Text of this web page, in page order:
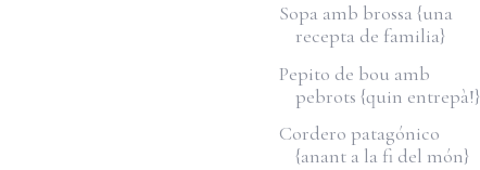
Sopa amb brossa {una
recepta de familia}
Pepito de bou amb
pebrots {quin entrepà!}
Cordero patagónico
{anant a la fi del món}